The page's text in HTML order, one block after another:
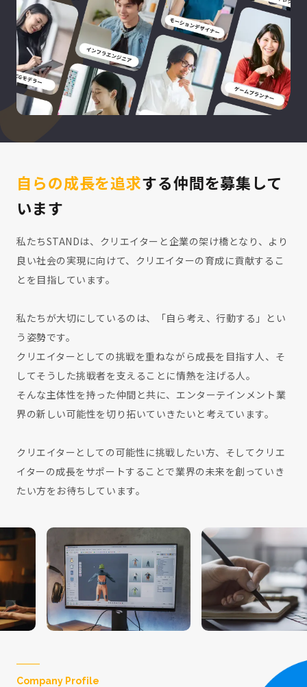
自らの成長を追求する仲間を募集して
います
私たちSTANDは、クリエイターと企業の架け橋となり、より
良い社会の実現に向けて、クリエイターの育成に貢献するこ
とを目指しています。
私たちが大切にしているのは、「自ら考え、行動する」とい
う姿勢です。
クリエイターとしての挑戦を重ねながら成長を目指す人、そ
してそうした挑戦者を支えることに情熱を注げる人。
そんな主体性を持った仲間と共に、エンターテインメント業
界の新しい可能性を切り拓いていきたいと考えています。
クリエイターとしての可能性に挑戦したい方、そしてクリエ
イターの成長をサポートすることで業界の未来を創っていき
たい方をお待ちしています。
Company Profile